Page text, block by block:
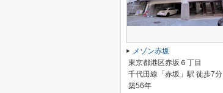
メゾン赤坂
東京都港区赤坂６丁目
千代田線「赤坂」駅 徒歩7分
築56年